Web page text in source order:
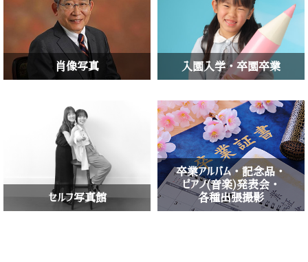
肖像写真 入園入学・卒園卒業
セルフ写真館
卒業アルバム・記念品・
ピアノ(音楽)発表会・
各種出張撮影